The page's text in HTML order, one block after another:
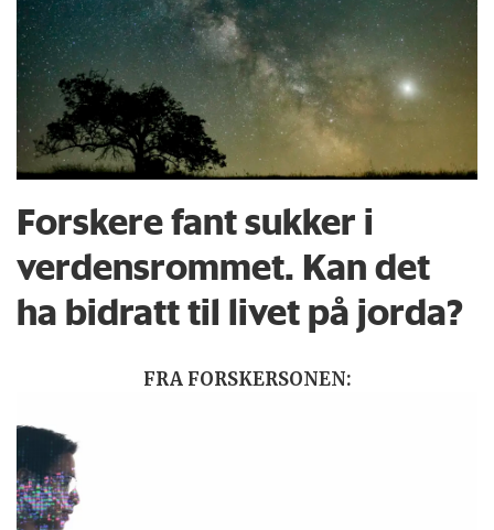
Forskere fant sukker i
verdensrommet. Kan det
ha bidratt til livet på jorda?
FRA FORSKERSONEN: